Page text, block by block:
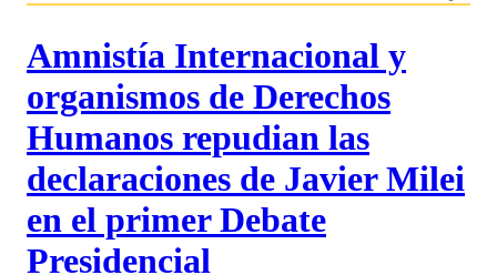
Amnistía Internacional y
organismos de Derechos
Humanos repudian las
declaraciones de Javier Milei
en el primer Debate
Presidencial